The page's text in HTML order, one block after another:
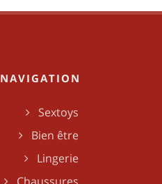
NAVIGATION
Sextoys
Bien être
Lingerie
Chaussures